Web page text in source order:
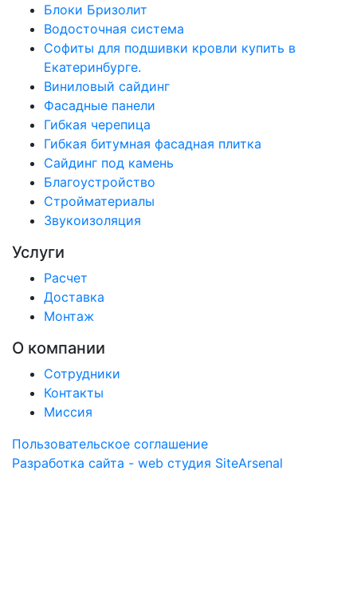
Блоки Бризолит
Водосточная система
Софиты для подшивки кровли купить в
Екатеринбурге.
Виниловый сайдинг
Фасадные панели
Гибкая черепица
Гибкая битумная фасадная плитка
Сайдинг под камень
Благоустройство
Стройматериалы
Звукоизоляция
Услуги
Расчет
Доставка
Монтаж
О компании
Сотрудники
Контакты
Миссия
Пользовательское соглашение
Разработка сайта - web студия SiteArsenal